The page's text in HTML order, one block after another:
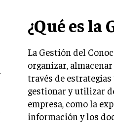
¿Qué es
La Gestión del
organizar,
través de
gestionar y utilizar
empresa, como la
información y los